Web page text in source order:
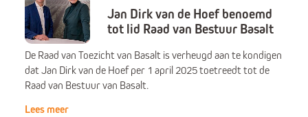
Jan Dirk van de Hoef benoemd
tot lid Raad van Bestuur Basalt
De Raad van Toezicht van Basalt is verheugd aan te kondigen
dat Jan Dirk van de Hoef per 1 april 2025 toetreedt tot de
Raad van Bestuur van Basalt.
Lees meer